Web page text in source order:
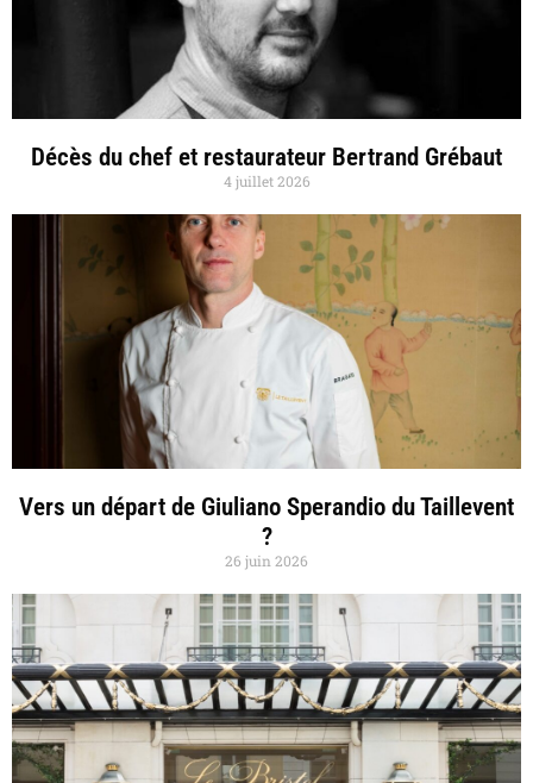
Décès du chef et restaurateur Bertrand Grébaut
4 juillet 2026
Vers un départ de Giuliano Sperandio du Taillevent
?
26 juin 2026